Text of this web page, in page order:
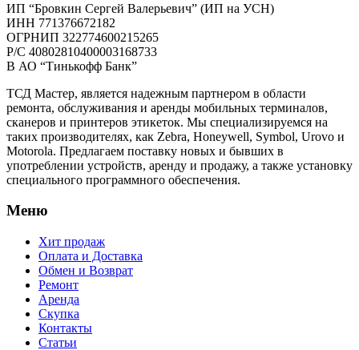
ИП “Бровкин Сергей Валерьевич” (ИП на УСН)
ИНН 771376672182
ОГРНИП 322774600215265
P/C 40802810400003168733
В АО “Тинькофф Банк”
ТСД Мастер, является надежным партнером в области
ремонта, обслуживания и аренды мобильных терминалов,
сканеров и принтеров этикеток. Мы специализируемся на
таких производителях, как Zebra, Honeywell, Symbol, Urovo и
Motorola. Предлагаем поставку новых и бывших в
употреблении устройств, аренду и продажу, а также установку
специального программного обеспечения.
Меню
Хит продаж
Оплата и Доставка
Обмен и Возврат
Ремонт
Аренда
Скупка
Контакты
Статьи